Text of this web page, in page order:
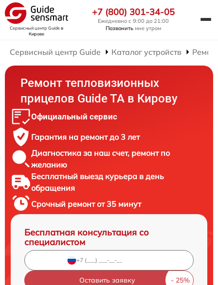
Сервисный центр Guideв
Кирове
+7 (800) 301-34-05
Ежедневно с 9:00 до 21:00
Позвонить мне утром
Сервисный центр Guide Каталог устройств
Ремонт тепловизионных
прицелов Guide TA в Кирову
Официальный сервис
Гарантия на ремонт до 3 лет
Диагностика за наш счет, ремонт по
желанию
Бесплатный выезд курьера в день
обращения
Срочный ремонт от 35 минут
Бесплатная консультация со
специалистом
Оставить заявку